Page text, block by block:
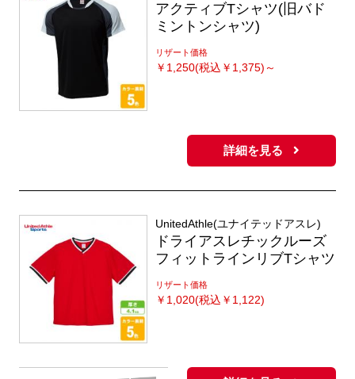
アクティブTシャツ(旧バド
ミントンシャツ)
リザート価格
￥ 1,250(税込￥1,375)～
詳細を見る
UnitedAthle(ユナイテッドアスレ)
ドライアスレチックルーズ
フィットラインリブTシャツ
リザート価格
￥ 1,020(税込￥1,122)